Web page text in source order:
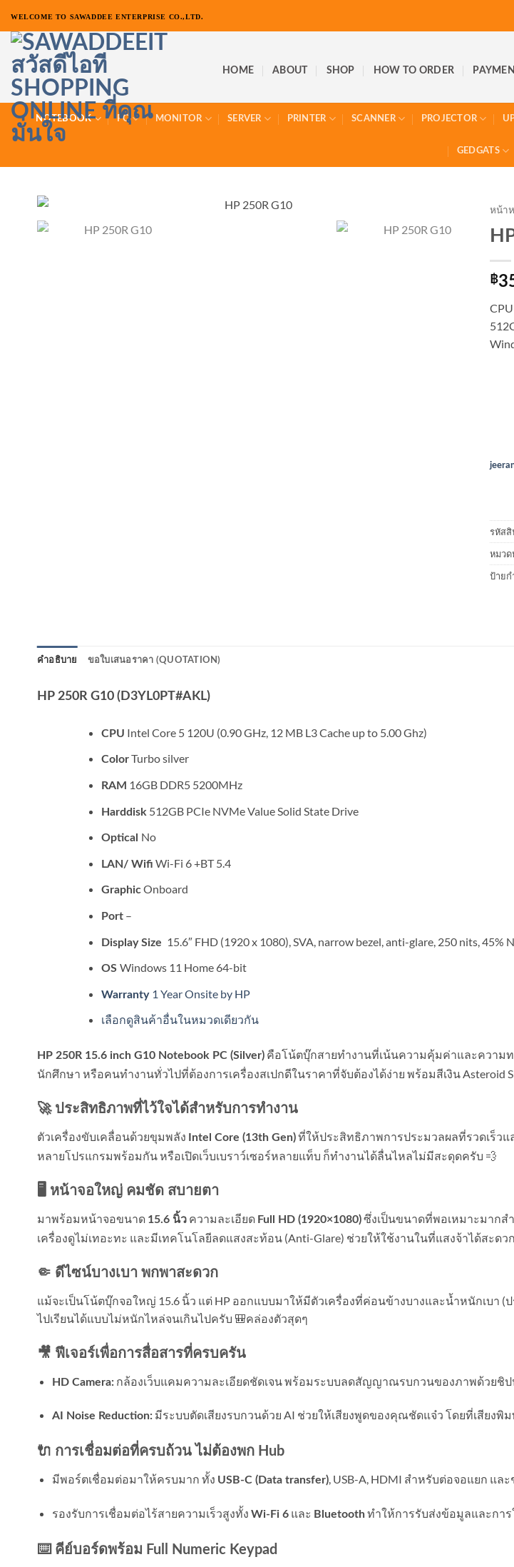
ยัง
เนื้อหา
WELCOME TO SAWADDEE ENTERPRISE CO.,LTD.
HOME ABOUT SHOP HOW TO ORDER
NOTEBOOK PC MONITOR SERVER PRINTER SCANNER PROJECTOR
GEDGATS
หน้า
฿
รหัส
หมวด
ป้ายก
คำอธิบาย ขอใบเสนอราคา (QUOTATION)
HP 250R G10 (D3YL0PT#AKL)
CPU Intel Core 5 120U (0.90 GHz, 12 MB L3 Cache up to 5.00 Ghz)
ColorTurbo silver
RAM 16GB DDR5 5200MHz
Harddisk 512GB PCIe NVMe Value Solid State Drive
Optical No
LAN/ Wifi Wi-Fi 6 +BT 5.4
GraphicOnboard
Port–
Display Size 15.6″ FHD (1920 x 1080), SVA, narrow bezel, anti-glare, 250 nits, 45%
OS Windows 11 Home 64-bit
Warranty 1 Year Onsite by HP
เลือกดูสินค้าอื่นในหมวดเดียวกัน
HP 250R 15.6 inch G10 Notebook PC (Silver) คือโน้ตบุ๊กสายทำงานที่เน้นความคุ้มค่าและความ
นักศึกษา หรือคนทำงานทั่วไปที่ต้องการเครื่องสเปกดีในราคาที่จับต้องได้ง่าย พร้อมสีเงิน Asteroid
🚀 ประสิทธิภาพที่ไว้ใจได้สำหรับการทำงาน
ตัวเครื่องขับเคลื่อนด้วยขุมพลัง Intel Core (13th Gen)ที่ให้ประสิทธิภาพการประมวลผลที่รวดเร็วแ
หลายโปรแกรมพร้อมกัน หรือเปิดเว็บเบราว์เซอร์หลายแท็บ ก็ทำงานได้ลื่นไหลไม่มีสะดุดครับ 💨
🖥️ หน้าจอใหญ่ คมชัด สบายตา
มาพร้อมหน้าจอขนาด 15.6 นิ้ว ความละเอียด Full HD (1920×1080)ซึ่งเป็นขนาดที่พอเหมาะมากส
เครื่องดูไม่เทอะทะ และมีเทคโนโลยีลดแสงสะท้อน (Anti-Glare) ช่วยให้ใช้งานในที่แสงจ้าได้สะด
🤏 ดีไซน์บางเบา พกพาสะดวก
แม้จะเป็นโน้ตบุ๊กจอใหญ่ 15.6 นิ้ว แต่ HP ออกแบบมาให้มีตัวเครื่องที่ค่อนข้างบางและน้ำหนักเบา
ไปเรียนได้แบบไม่หนักไหล่จนเกินไปครับ 🎒คล่องตัวสุดๆ
🎥 ฟีเจอร์เพื่อการสื่อสารที่ครบครัน
HD Camera:กล้องเว็บแคมความละเอียดชัดเจน พร้อมระบบลดสัญญาณรบกวนของภาพด้วยชิ
AI Noise Reduction:มีระบบตัดเสียงรบกวนด้วย AI ช่วยให้เสียงพูดของคุณชัดแจ๋ว โดยที่เสียง
🔌 การเชื่อมต่อที่ครบถ้วน ไม่ต้องพก Hub
มีพอร์ตเชื่อมต่อมาให้ครบมาก ทั้ง USB-C (Data transfer), USB-A, HDMI สำหรับต่อจอแยก แล
รองรับการเชื่อมต่อไร้สายความเร็วสูงทั้ง Wi-Fi 6และ Bluetooth ทำให้การรับส่งข้อมูลและการ
⌨️ คีย์บอร์ดพร้อม Full Numeric Keypad